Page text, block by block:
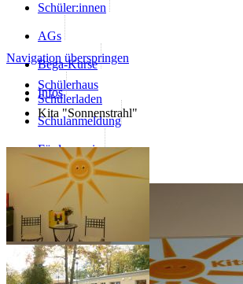
Schüler:innen
AGs
Bega-Kurse
Infos
Schulanmeldung
Förderverein
Navigation überspringen
Schülerhaus
Schülerladen
Kita "Sonnenstrahl"